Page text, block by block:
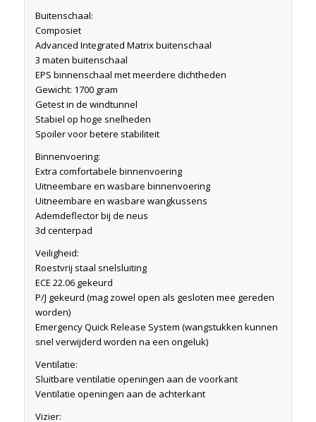
Buitenschaal:
Composiet
Advanced Integrated Matrix buitenschaal
3 maten buitenschaal
EPS binnenschaal met meerdere dichtheden
Gewicht: 1700 gram
Getest in de windtunnel
Stabiel op hoge snelheden
Spoiler voor betere stabiliteit
Binnenvoering:
Extra comfortabele binnenvoering
Uitneembare en wasbare binnenvoering
Uitneembare en wasbare wangkussens
Ademdeflector bij de neus
3d centerpad
Veiligheid:
Roestvrij staal snelsluiting
ECE 22.06 gekeurd
P/J gekeurd (mag zowel open als gesloten mee gereden
worden)
Emergency Quick Release System (wangstukken kunnen
snel verwijderd worden na een ongeluk)
Ventilatie:
Sluitbare ventilatie openingen aan de voorkant
Ventilatie openingen aan de achterkant
Vizier: